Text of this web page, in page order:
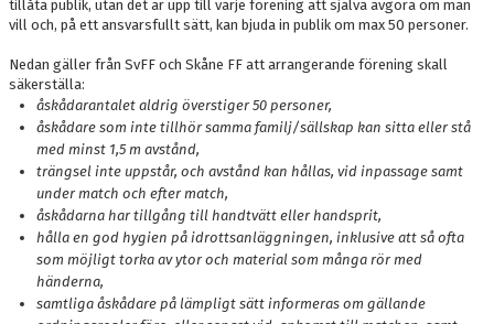
tillåta publik, utan det är upp till varje förening att själva avgöra om man
vill och, på ett ansvarsfullt sätt, kan bjuda in publik om max 50 personer.
Nedan gäller från SvFF och Skåne FF att arrangerande förening skall
säkerställa:
åskådarantalet aldrig överstiger 50 personer,
åskådare som inte tillhör samma familj/sällskap kan sitta eller stå
med minst 1,5 m avstånd,
trängsel inte uppstår, och avstånd kan hållas, vid inpassage samt
under match och efter match,
åskådarna har tillgång till handtvätt eller handsprit,
hålla en god hygien på idrottsanläggningen, inklusive att så ofta
som möjligt torka av ytor och material som många rör med
händerna,
samtliga åskådare på lämpligt sätt informeras om gällande